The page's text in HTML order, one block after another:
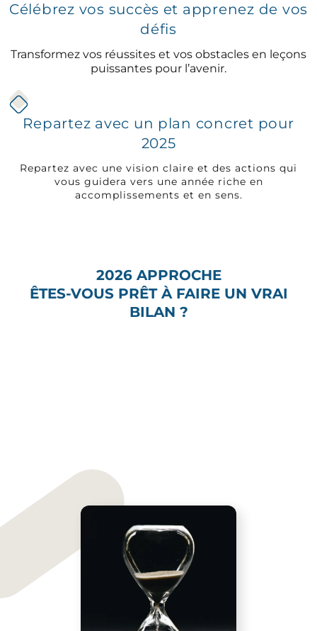
Célébrez vos succès et apprenez de vos
défis
Transformez vos réussites et vos obstacles en leçons
puissantes pour l’avenir.
Repartez avec un plan concret pour
2025
Repartez avec une vision claire et des actions qui
vous guidera vers une année riche en
accomplissements et en sens.
2026 APPROCHE
ÊTES-VOUS PRÊT À FAIRE UN VRAI
BILAN ?